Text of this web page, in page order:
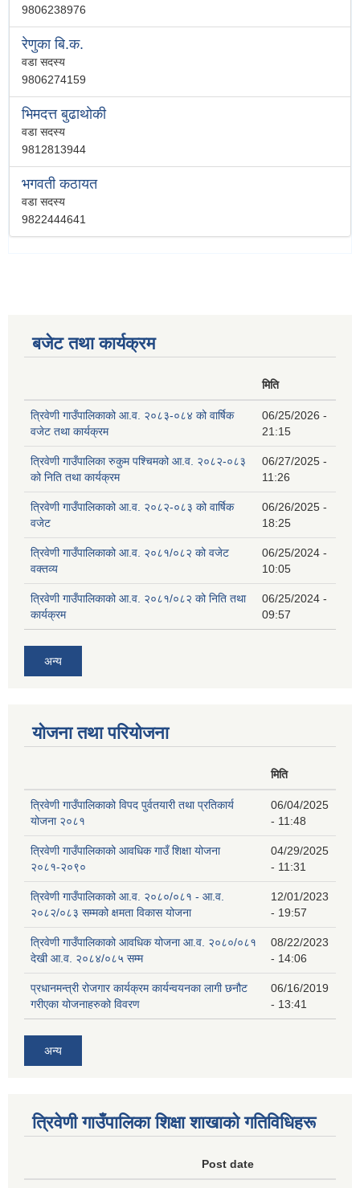
9806238976
रेणुका बि.क.
वडा सदस्य
9806274159
भिमदत्त बुढाथाेकी
वडा सदस्य
9812813944
भगवती कठायत
वडा सदस्य
9822444641
बजेट तथा कार्यक्रम
मिति
त्रिवेणी गाउँपालिकाको आ.व. २०८३-०८४ को वार्षिक
वजेट तथा कार्यक्रम
06/25/2026 -
21:15
त्रिवेणी गाउँपालिका रुकुम पश्‍चिमको आ.व. २०८२-०८३
को निति तथा कार्यक्रम
06/27/2025 -
11:26
त्रिवेणी गाउँपालिकाको आ.व. २०८२-०८३ को वार्षिक
वजेट
06/26/2025 -
18:25
त्रिवेणी गाउँपालिकाको आ.व. २०८१/०८२ को वजेट
वक्तव्य
06/25/2024 -
10:05
त्रिवेणी गाउँपालिकाको आ.व. २०८१/०८२ को निति तथा
कार्यक्रम
06/25/2024 -
09:57
अन्य
योजना तथा परियोजना
मिति
त्रिवेणी गाउँपालिकाको विपद पुर्वतयारी तथा प्रतिकार्य
योजना २०८१
06/04/2025
- 11:48
त्रिवेणी गाउँपालिकाको आवधिक गाउँ शिक्षा योजना
२०८१-२०९०
04/29/2025
- 11:31
त्रिवेणी गाउँपालिकाको आ.व. २०८०/०८१ - आ.व.
२०८२/०८३ सम्मको क्षमता विकास योजना
12/01/2023
- 19:57
त्रिवेणी गाउँपालिकाको आवधिक योजना आ.व. २०८०/०८१
देखी आ.व. २०८४/०८५ सम्म
08/22/2023
- 14:06
प्रधानमन्त्री रोजगार कार्यक्रम कार्यन्वयनका लागी छनौट
गरीएका योजनाहरुको विवरण
06/16/2019
- 13:41
अन्य
त्रिवेणी गाउँपालिका शिक्षा शाखाकाे गतिविधिहरू
Post date